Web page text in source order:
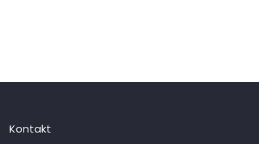
Kontakt